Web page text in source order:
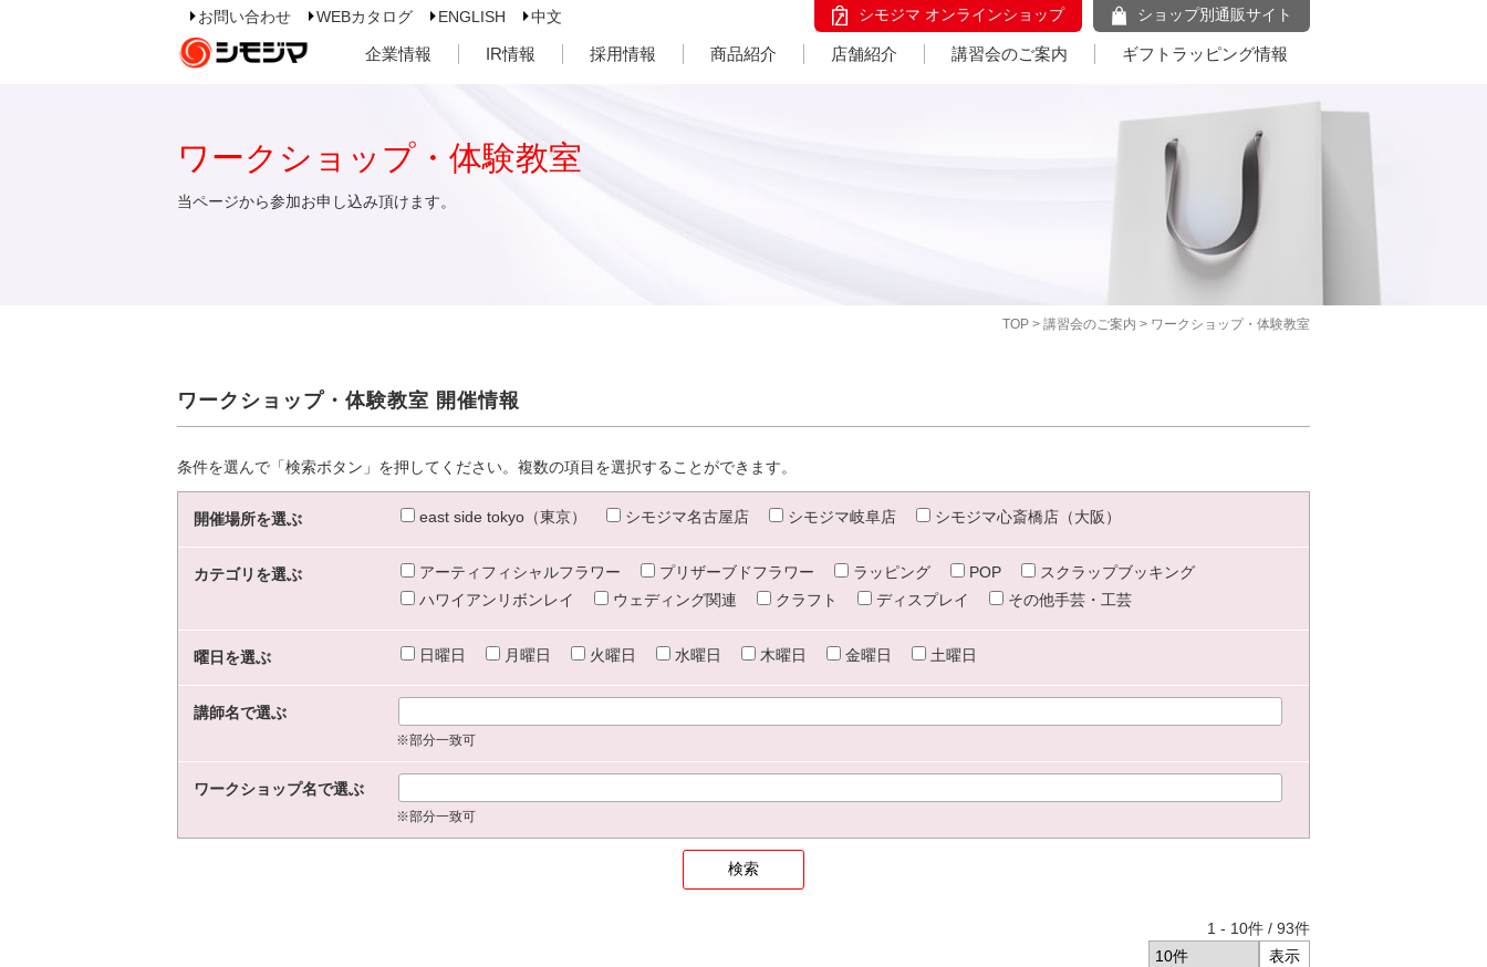
お問い合わせ WEBカタログ ENGLISH 中文 シモジマ オンラインショップ ショップ別通販サイト
企業情報 IR情報 採用情報 商品紹介 店舗紹介 講習会のご案内 ギフトラッピング情報
TOP > 講習会のご案内 > ワークショップ・体験教室
ワークショップ・体験教室
当ページから参加お申し込み頂けます。
ワークショップ・体験教室 開催情報
条件を選んで「検索ボタン」を押してください。複数の項目を選択することができます。
開催場所を選ぶ east side tokyo（東京） シモジマ名古屋店 シモジマ岐阜店 シモジマ心斎橋店（大阪）
カテゴリを選ぶ アーティフィシャルフラワー プリザーブドフラワー ラッピング POP
スクラップブッキング
ハワイアンリボンレイ
ウェディング関連 クラフト ディスプレイ その他手芸・工芸
曜日を選ぶ 日曜日 月曜日 火曜日 水曜日 木曜日 金曜日 土曜日
講師名で選ぶ
※部分一致可
ワークショップ名で選ぶ
※部分一致可
1 - 10件 / 93件